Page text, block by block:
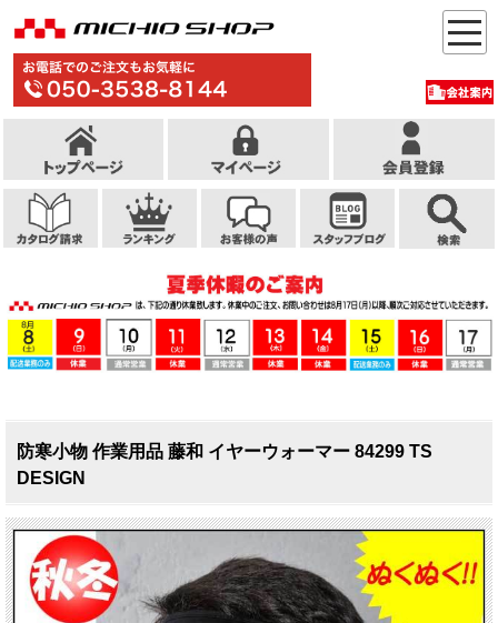
防寒小物 作業用品 藤和 イヤーウォーマー 84299 TS
DESIGN